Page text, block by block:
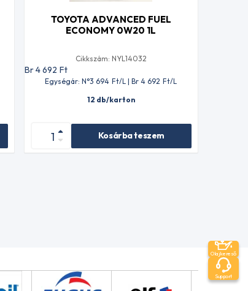
TOYOTA ADVANCED FUEL
ECONOMY 0W20 1L
Cikkszám: NYL14032
Br 4 692 Ft
Egységár: N°3 694 Ft/L | Br 4 692 Ft/L
12 db/karton
Kosárba teszem
Olajkereső
Support